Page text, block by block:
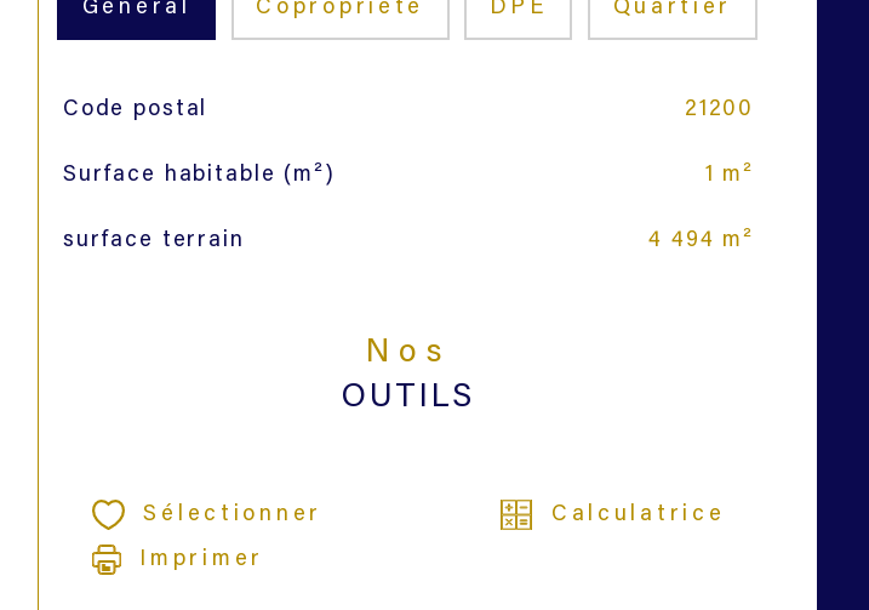
Général Copropriété DPE Quartier
TRAD_SIROCCO_Caracteristique
Code postal 21200
Surface habitable (m²) 1 m²
surface terrain 4 494 m²
Nos
OUTILS
Sélectionner
Calculatrice
Imprimer